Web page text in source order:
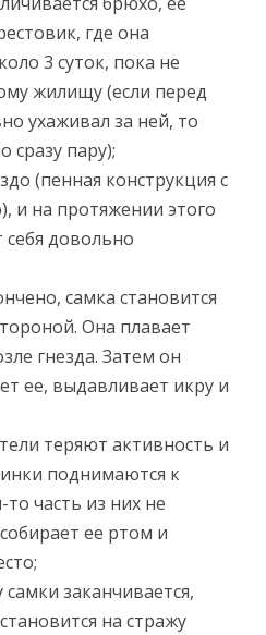
где она
3 суток, пока не
жилищу (если перед
ухаживал за ней, то
сразу пару);
(пенная конструкция с
и на протяжении этого
довольно
самка становится
Она плавает
гнезда. Затем он
ее, выдавливает икру и
теряют активность и
поднимаются к
то часть из них не
ее ртом и
заканчивается,
на стражу